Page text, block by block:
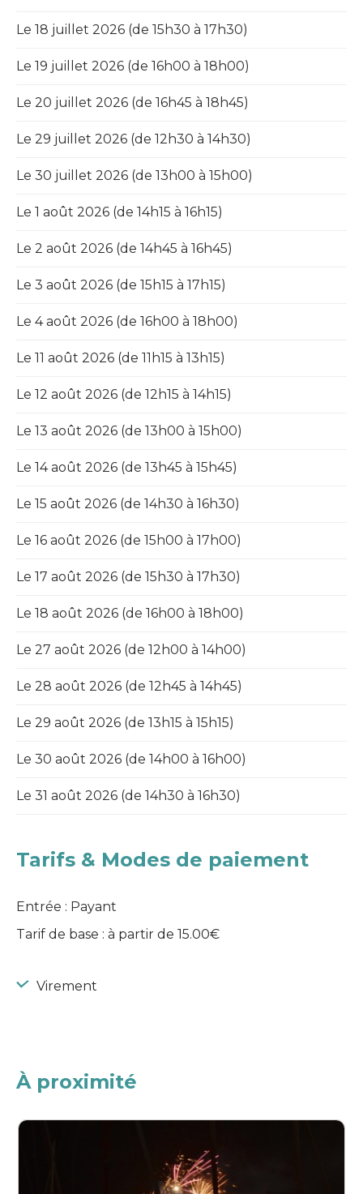
Le 18 juillet 2026 (de 15h30 à 17h30)
Le 19 juillet 2026 (de 16h00 à 18h00)
Le 20 juillet 2026 (de 16h45 à 18h45)
Le 29 juillet 2026 (de 12h30 à 14h30)
Le 30 juillet 2026 (de 13h00 à 15h00)
Le 1 août 2026 (de 14h15 à 16h15)
Le 2 août 2026 (de 14h45 à 16h45)
Le 3 août 2026 (de 15h15 à 17h15)
Le 4 août 2026 (de 16h00 à 18h00)
Le 11 août 2026 (de 11h15 à 13h15)
Le 12 août 2026 (de 12h15 à 14h15)
Le 13 août 2026 (de 13h00 à 15h00)
Le 14 août 2026 (de 13h45 à 15h45)
Le 15 août 2026 (de 14h30 à 16h30)
Le 16 août 2026 (de 15h00 à 17h00)
Le 17 août 2026 (de 15h30 à 17h30)
Le 18 août 2026 (de 16h00 à 18h00)
Le 27 août 2026 (de 12h00 à 14h00)
Le 28 août 2026 (de 12h45 à 14h45)
Le 29 août 2026 (de 13h15 à 15h15)
Le 30 août 2026 (de 14h00 à 16h00)
Le 31 août 2026 (de 14h30 à 16h30)
Tarifs & Modes de paiement
Entrée : Payant
Tarif de base : à partir de 15.00€
Virement
À proximité